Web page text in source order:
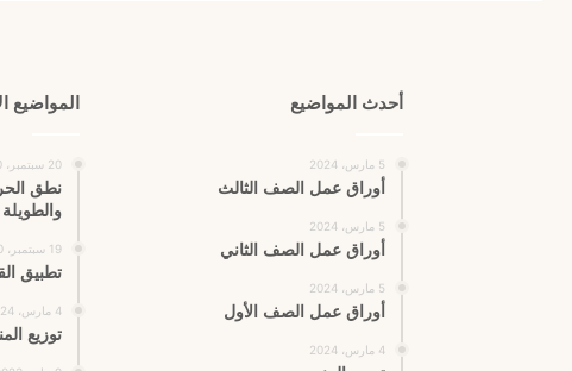
أحدث المواضيع
5 مارس، 2024
أوراق عمل الصف الثالث
5 مارس، 2024
أوراق عمل الصف الثاني
5 مارس، 2024
أوراق عمل الصف الأول
4 مارس، 2024
المواضيع
20 سبتمبر، 2020
نطق
19 سبتمبر، 2020
تطبيق
4 مارس، 2024
توزيع